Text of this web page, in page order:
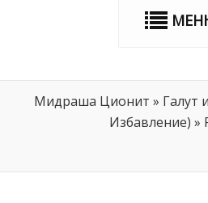
Мидраша Ционит » Галут
Избавление) »